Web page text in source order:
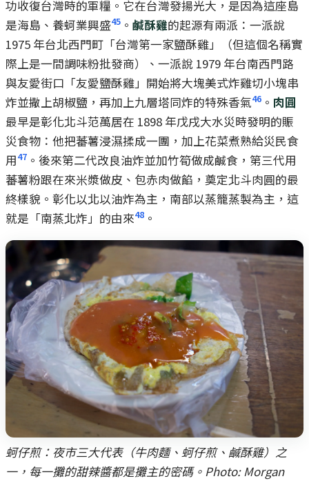
功收復台灣時的軍糧。它在台灣發揚光大，是因為這座島
是海島、養蚵業興盛45 。 鹹酥雞的起源有兩派：一派說
1975 年台北西門町「台灣第一家鹽酥雞」（但這個名稱實
際上是一間調味粉批發商）、一派說 1979 年台南西門路
與友愛街口「友愛鹽酥雞」開始將大塊美式炸雞切小塊串
炸並撒上胡椒鹽，再加上九層塔同炸的特殊香氣46 。 肉圓
最早是彰化北斗范萬居在 1898 年戊戌大水災時發明的賑
災食物：他把蕃薯浸濕揉成一團，加上花菜煮熟給災民食
用47 。後來第二代改良油炸並加竹筍做成鹹食，第三代用
蕃薯粉跟在來米漿做皮、包赤肉做餡，奠定北斗肉圓的最
終樣貌。彰化以北以油炸為主，南部以蒸籠蒸製為主，這
就是「南蒸北炸」的由來48 。
蚵仔煎：夜市三大代表（牛肉麵、蚵仔煎、鹹酥雞）之
一，每一攤的甜辣醬都是攤主的密碼。Photo: Morgan